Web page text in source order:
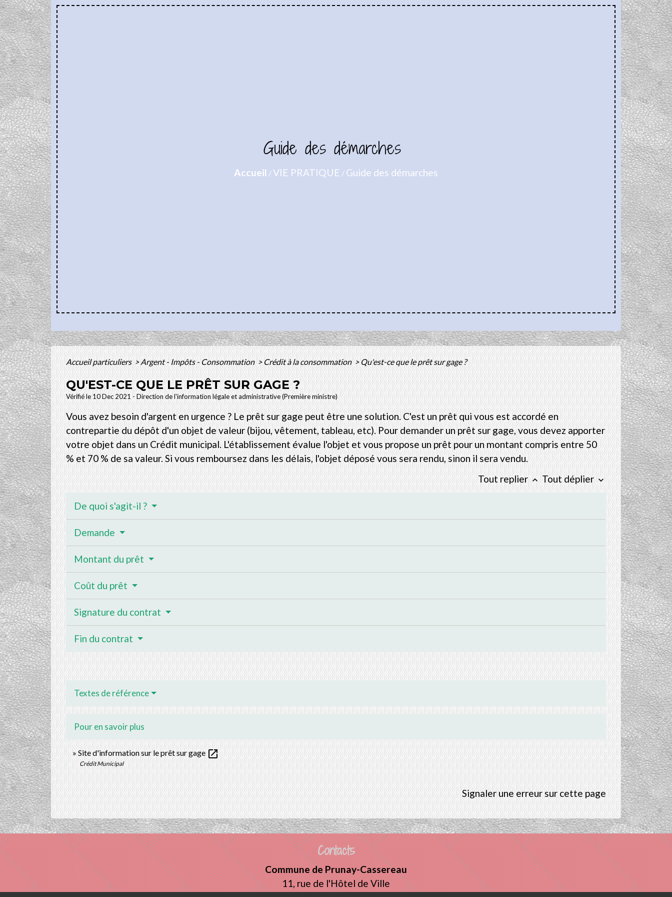
Guide des démarches
Accueil /VIE PRATIQUE / Guide des démarches
Accueil particuliers> Argent - Impôts - Consommation > Crédit à la consommation> Qu'est-ce que le prêt sur gage ?
QU'EST-CE QUE LE PRÊT SUR GAGE ?
Vérifié le 10 Dec 2021 - Direction de l'information légale et administrative (Première ministre)
Vous avez besoin d'argent en urgence ? Le prêt sur gage peut être une solution. C'est un prêt qui vous est accordé en
contrepartie du dépôt d'un objet de valeur (bijou, vêtement, tableau, etc). Pour demander un prêt sur gage, vous devez apporter
votre objet dans un Crédit municipal. L'établissement évalue l'objet et vous propose un prêt pour un montant compris entre 50
% et 70 % de sa valeur. Si vous remboursez dans les délais, l'objet déposé vous sera rendu, sinon il sera vendu.
Tout replierkeyboard_arrow_up Tout déplier keyboard_arrow_down
De quoi s'agit-il ?
Demande
Montant du prêt
Coût du prêt
Signature du contrat
Fin du contrat
Textes de référence
Pour en savoir plus
Site d'information sur le prêt sur gage open_in_new
Crédit Municipal
Signaler une erreur sur cette page
Contacts
Commune de Prunay-Cassereau
11, rue de l'Hôtel de Ville